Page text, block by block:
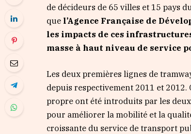
de décideurs de 65 villes et 15 pays
que l’Agence Française de
les impacts de ces
masse à haut niveau de service
Les deux premières lignes de
depuis respectivement 2011 et
propre ont été introduits par les deux
pour améliorer la mobilité et la
croissante du service de transport